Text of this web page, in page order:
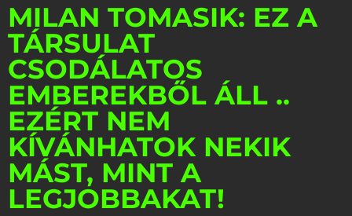
MILAN TOMASIK: EZ A
TÁRSULAT
CSODÁLATOS
EMBEREKBŐL ÁLL ..
EZÉRT NEM
KÍVÁNHATOK NEKIK
MÁST, MINT A
LEGJOBBAKAT!